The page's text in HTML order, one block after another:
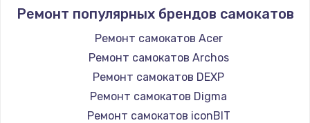
Заказать
Настройка BIOS
от 930 руб.
Заказать
Ремонт популярных брендов самокатов
Ремонт самокатов Acer
Ремонт самокатов Archos
Ремонт самокатов DEXP
Ремонт самокатов Digma
Ремонт самокатов iconBIT